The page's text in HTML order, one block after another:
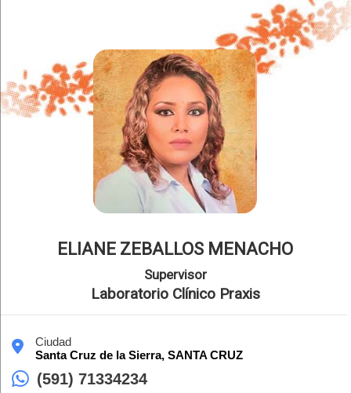
ELIANE ZEBALLOS MENACHO
Supervisor
Laboratorio Clínico Praxis
Ciudad
Santa Cruz de la Sierra, SANTA CRUZ
(591) 71334234